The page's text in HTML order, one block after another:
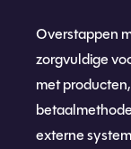
Overstappen
zorgvuldige
met
externe